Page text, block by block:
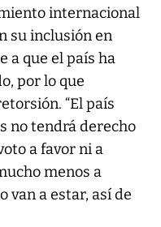
internacional
su inclusión en
a que el país ha
por lo que
“El país
no tendrá derecho
a favor ni a
menos a
van a estar, así de